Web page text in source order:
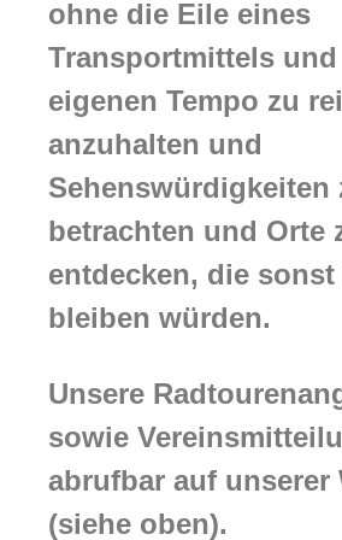
ohne die Eile eines
Transportmittels
eigenen Tempo zu
anzuhalten und
Sehenswürdigkeiten
betrachten und Orte
entdecken, die
bleiben würden.
Unsere
sowie
abrufbar auf unserer
(siehe oben).